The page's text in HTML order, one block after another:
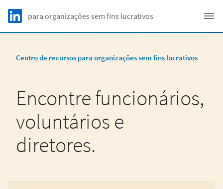
Skip to main content
LinkedIn Logo
para organizações sem fins lucrativos
Centro de recursos para organizações sem fins lucrativos
Encontre funcionários,
voluntários e
diretores.